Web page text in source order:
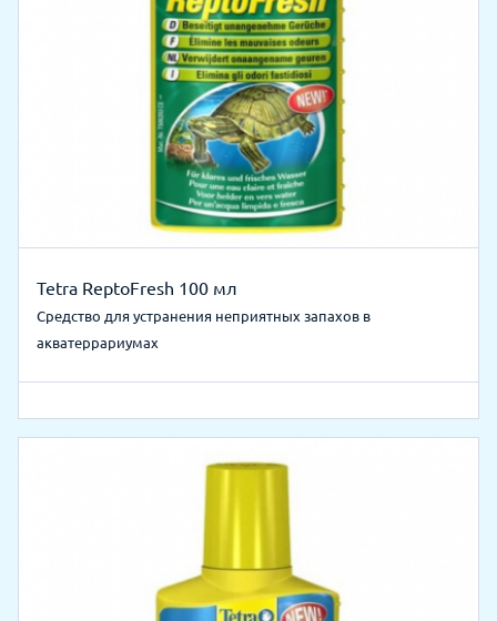
Tetra ReptoFresh 100 мл
Средство для устранения неприятных запахов в
акватеррариумах